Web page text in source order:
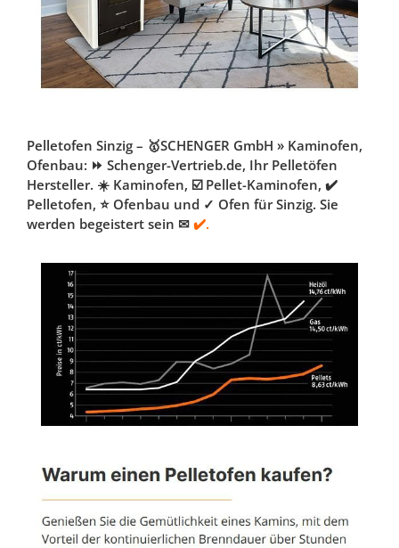
Pelletofen Sinzig – 🥇SCHENGER GmbH » Kaminofen,
Ofenbau: ⏩ Schenger-Vertrieb.de, Ihr Pelletöfen
Hersteller. ☀️ Kaminofen, ☑️ Pellet-Kaminofen, ✔️
Pelletofen, ⭐ Ofenbau und ✓ Ofen für Sinzig. Sie
werden begeistert sein ✉ ✔️.